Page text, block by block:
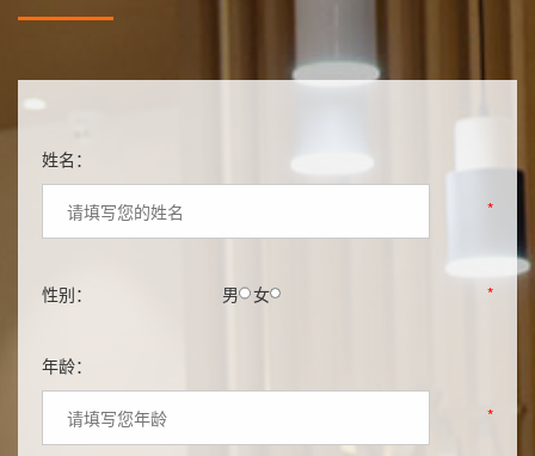
姓名：
*
性别： 男 女 *
年龄：
*